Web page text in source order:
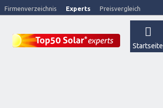
Firmenverzeichnis Experts Preisvergleich
Startseite